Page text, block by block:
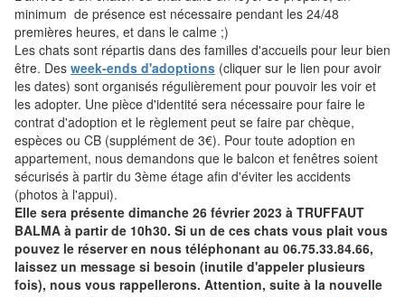
minimum de présence est nécessaire pendant les 24/48
premières heures, et dans le calme ;)
Les chats sont répartis dans des familles d'accueils pour leur bien
être. Des week-ends d'adoptions (cliquer sur le lien pour avoir
les dates) sont organisés régulièrement pour pouvoir les voir et
les adopter. Une pièce d'identité sera nécessaire pour faire le
contrat d'adoption et le règlement peut se faire par chèque,
espèces ou CB (supplément de 3€). Pour toute adoption en
appartement, nous demandons que le balcon et fenêtres soient
sécurisés à partir du 3ème étage afin d'éviter les accidents
(photos à l'appui).
Elle sera présente dimanche 26 février 2023 à TRUFFAUT
BALMA à partir de 10h30. Si un de ces chats vous plait vous
pouvez le réserver en nous téléphonant au 06.75.33.84.66,
laissez un message si besoin (inutile d'appeler plusieurs
fois), nous vous rappellerons. Attention, suite à la nouvelle